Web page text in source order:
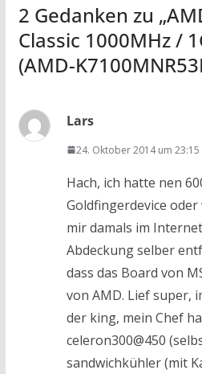
2 Gedanken zu „
Classic 1000MHz /
(AMD-
Lars
24. Oktober 2014 um 23:15
Hach, ich hatte nen
Goldfingerdevice
mir damals im
Abdeckung selber
dass das Board von
von AMD. Lief super,
der king, mein Chef
celeron300@450
sandwichkühler (mit